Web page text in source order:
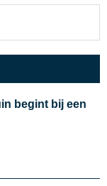
begint bij een